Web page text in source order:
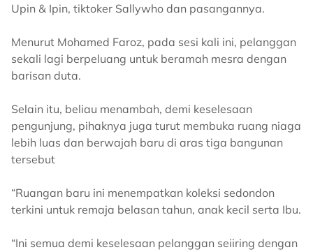
Upin & Ipin, tiktoker Sallywho dan pasangannya.
Menurut Mohamed Faroz, pada sesi kali ini, pelanggan
sekali lagi berpeluang untuk beramah mesra dengan
barisan duta.
Selain itu, beliau menambah, demi keselesaan
pengunjung, pihaknya juga turut membuka ruang niaga
lebih luas dan berwajah baru di aras tiga bangunan
tersebut
“Ruangan baru ini menempatkan koleksi sedondon
terkini untuk remaja belasan tahun, anak kecil serta Ibu.
“Ini semua demi keselesaan pelanggan seiiring dengan